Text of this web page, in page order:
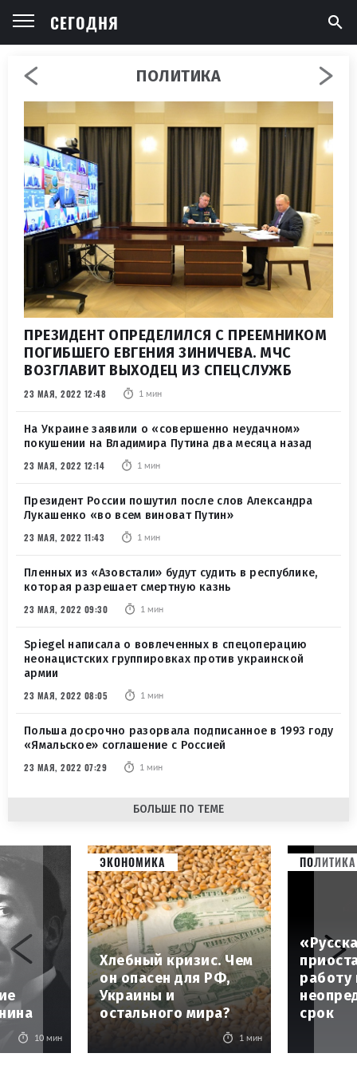
СЕГОДНЯ
10 мин
ЭКОНОМИКА
Хлебный кризис. Чем
он опасен для РФ,
Украины и
остального мира?
1 мин
ПОЛИТИКА
работу
срок
ПОЛИТИКА
ПРЕЗИДЕНТ ОПРЕДЕЛИЛСЯ С ПРЕЕМНИКОМ
ПОГИБШЕГО ЕВГЕНИЯ ЗИНИЧЕВА. МЧС
ВОЗГЛАВИТ ВЫХОДЕЦ ИЗ СПЕЦСЛУЖБ
23 МАЯ, 2022 12:48 1 мин
На Украине заявили о «совершенно неудачном»
покушении на Владимира Путина два месяца назад
23 МАЯ, 2022 12:14 1 мин
Президент России пошутил после слов Александра
Лукашенко «во всем виноват Путин»
23 МАЯ, 2022 11:43 1 мин
Пленных из «Азовстали» будут судить в республике,
которая разрешает смертную казнь
23 МАЯ, 2022 09:30 1 мин
Spiegel написала о вовлеченных в спецоперацию
неонацистских группировках против украинской
армии
23 МАЯ, 2022 08:05 1 мин
Польша досрочно разорвала подписанное в 1993 году
«Ямальское» соглашение с Россией
23 МАЯ, 2022 07:29 1 мин
БОЛЬШЕ ПО ТЕМЕ